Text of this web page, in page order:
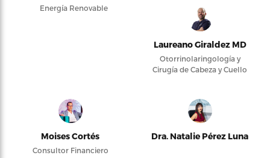
Energía Renovable
Laureano Giraldez MD
Otorrinolaringología y
Cirugía de Cabeza y Cuello
Moises Cortés
Consultor Financiero
Dra. Natalie Pérez Luna